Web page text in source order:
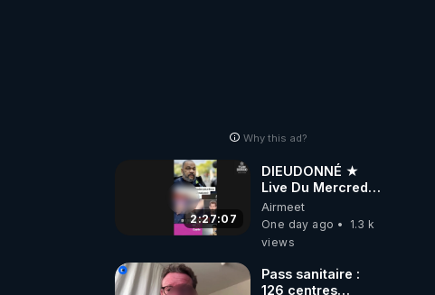
Why this ad?
2:27:07
DIEUDONNÉ ★
Live Du Mercredi
5 Août 2026
Airmeet
One day ago
1.3 k
views
Pass sanitaire :
126 centres